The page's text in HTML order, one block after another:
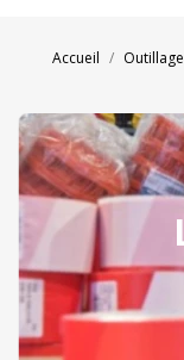
Accueil